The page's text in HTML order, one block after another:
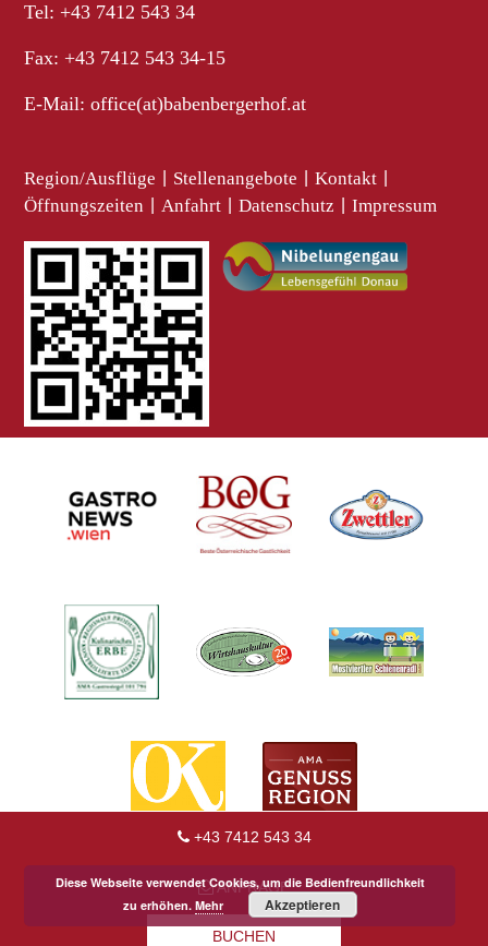
+43 7412 543 34
ANFRAGE
BUCHEN
Tel: +43 7412 543 34
Fax: +43 7412 543 34-15
E-Mail:office(at)babenbergerhof.at
Region/Ausflüge Stellenangebote Kontakt
Öffnungszeiten Anfahrt Datenschutz Impressum
Diese Webseite verwendet Cookies, um die Bedienfreundlichkeit
zu erhöhen. Mehr Akzeptieren